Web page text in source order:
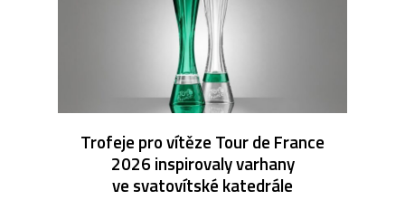
Trofeje pro vítěze Tour de France
2026 inspirovaly varhany
ve svatovítské katedrále